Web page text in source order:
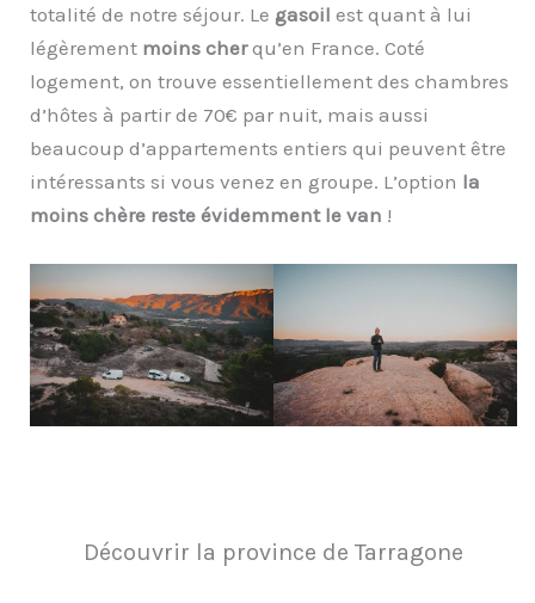
totalité de notre séjour. Le gasoil est quant à lui
légèrement moins cherqu’en France. Coté
logement, on trouve essentiellement des chambres
d’hôtes à partir de 70€ par nuit, mais aussi
beaucoup d’appartements entiers qui peuvent être
intéressants si vous venez en groupe. L’option la
moins chère reste évidemment le van !
Découvrir la province de Tarragone